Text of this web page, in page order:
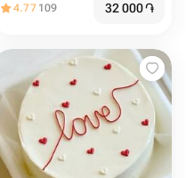
4.77 109 32 000֏